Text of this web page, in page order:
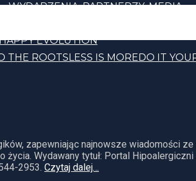
WYDARZENIA PARTNERZY MEDIA
EVOLUTION
THE ROOTSLESS IS MOREDO IT
zapewniając najnowsze wiadomości
Wydawany tytuł: Portal
2953. Czytaj dalej…